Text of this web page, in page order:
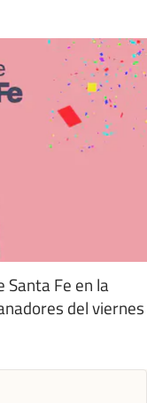
Santa Fe en la
del viernes